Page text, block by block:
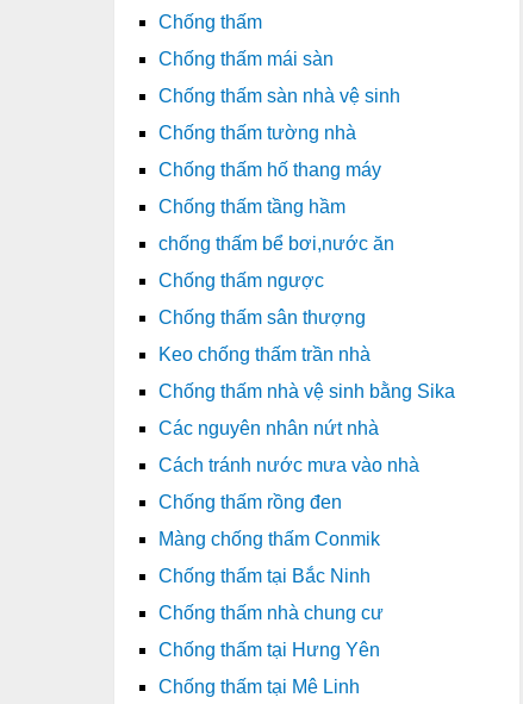
Chống thấm
Chống thấm mái sàn
Chống thấm sàn nhà vệ sinh
Chống thấm tường nhà
Chống thấm hố thang máy
Chống thấm tầng hầm
chống thấm bể bơi,nước ăn
Chống thấm ngược
Chống thấm sân thượng
Keo chống thấm trần nhà
Chống thấm nhà vệ sinh bằng Sika
Các nguyên nhân nứt nhà
Cách tránh nước mưa vào nhà
Chống thấm rồng đen
Màng chống thấm Conmik
Chống thấm tại Bắc Ninh
Chống thấm nhà chung cư
Chống thấm tại Hưng Yên
Chống thấm tại Mê Linh